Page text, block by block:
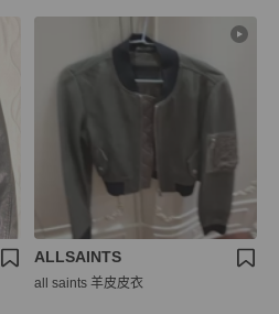
ALLSAINTS
all saints 羊皮皮衣